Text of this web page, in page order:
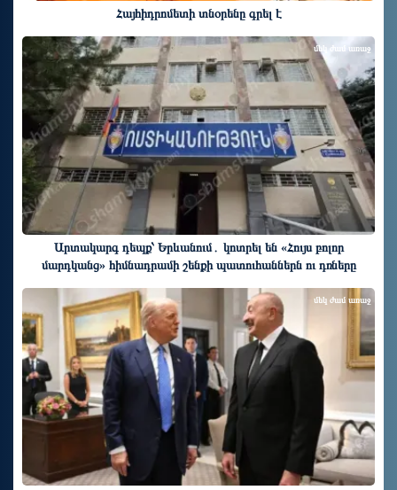
Հայհիդրոմետի տնօրենը գրել է
Արտակարգ դեպք՝ Երևանում․ կոտրել են «Հույս բոլոր
մարդկանց» հիմնադրամի շենքի պատուհաններն ու դռները
մեկ ժամ առաջ
մեկ ժամ առաջ